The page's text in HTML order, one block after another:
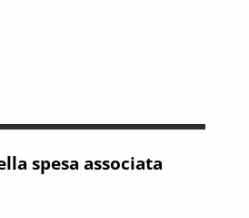
spesa associata